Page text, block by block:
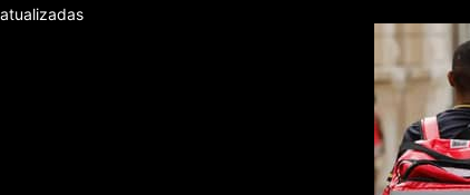
atualizadas